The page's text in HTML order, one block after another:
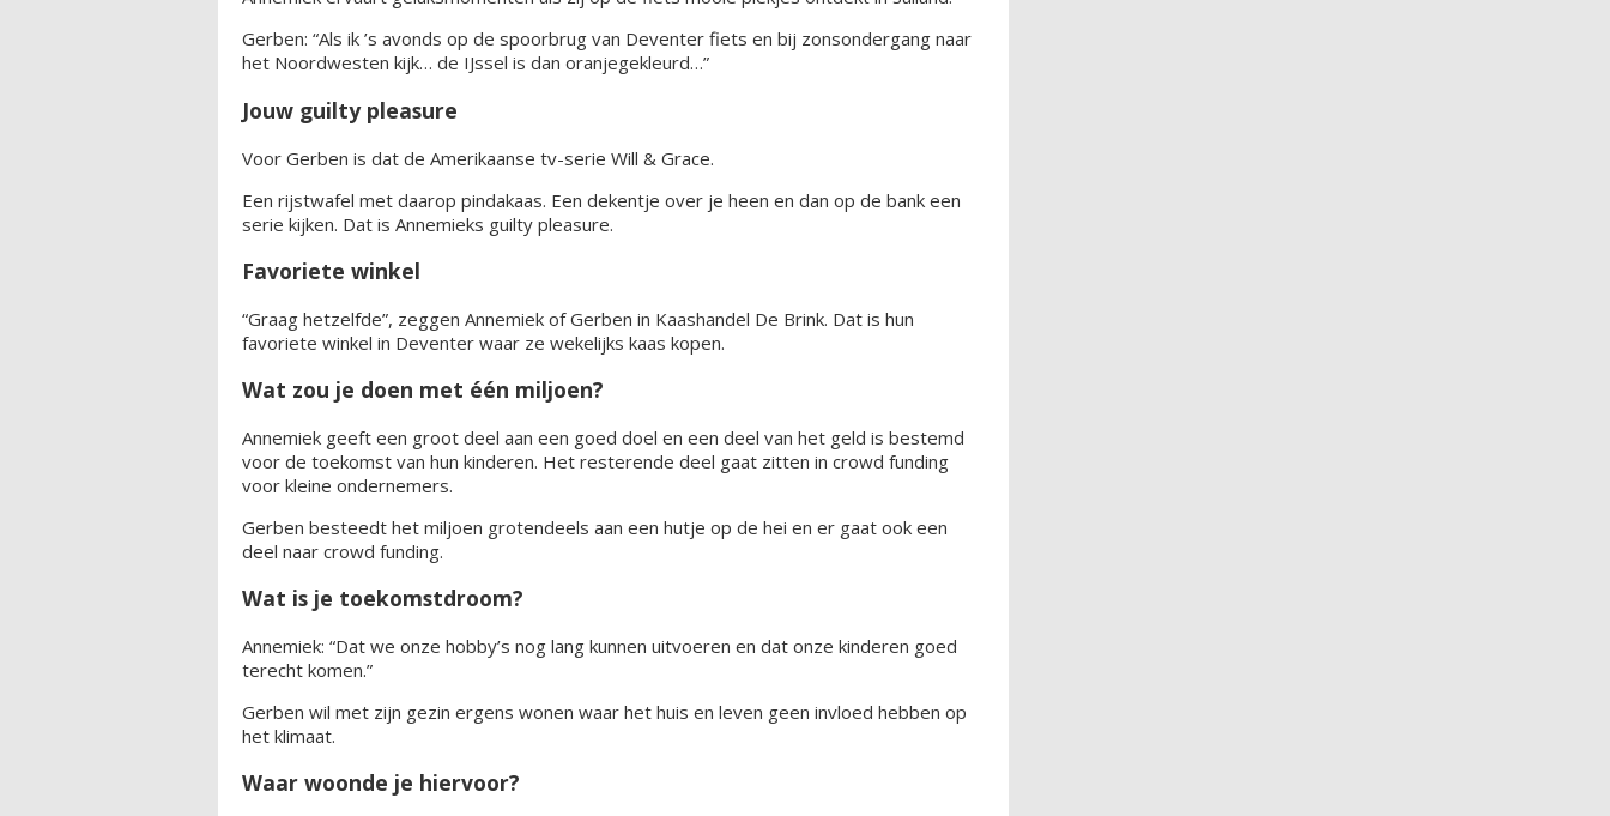
Gerben: “Als ik ’s avonds op de spoorbrug van Deventer fiets en bij zonsondergang naar
het Noordwesten kijk… de IJssel is dan oranjegekleurd…”
Jouw guilty pleasure
Voor Gerben is dat de Amerikaanse tv-serie Will & Grace.
Een rijstwafel met daarop pindakaas. Een dekentje over je heen en dan op de bank een
serie kijken. Dat is Annemieks guilty pleasure.
Favoriete winkel
“Graag hetzelfde”, zeggen Annemiek of Gerben in Kaashandel De Brink. Dat is hun
favoriete winkel in Deventer waar ze wekelijks kaas kopen.
Wat zou je doen met één miljoen?
Annemiek geeft een groot deel aan een goed doel en een deel van het geld is bestemd
voor de toekomst van hun kinderen. Het resterende deel gaat zitten in crowd funding
voor kleine ondernemers.
Gerben besteedt het miljoen grotendeels aan een hutje op de hei en er gaat ook een
deel naar crowd funding.
Wat is je toekomstdroom?
Annemiek: “Dat we onze hobby’s nog lang kunnen uitvoeren en dat onze kinderen goed
terecht komen.”
Gerben wil met zijn gezin ergens wonen waar het huis en leven geen invloed hebben op
het klimaat.
Waar woonde je hiervoor?